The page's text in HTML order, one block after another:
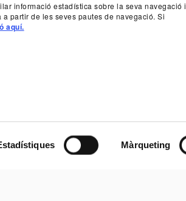
informació estadística sobre la seva navegació i
partir de les seves pautes de navegació. Si
aquí.
Màrqueting